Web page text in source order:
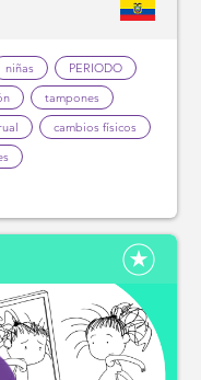
niñas
PERIODO
tampones
cambios físicos